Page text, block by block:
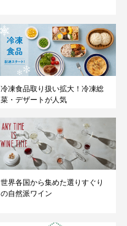
冷凍食品取り扱い拡大！冷凍総
菜・デザートが人気
世界各国から集めた選りすぐり
の自然派ワイン